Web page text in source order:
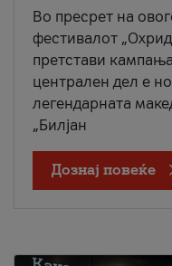
Во пресрет на
фестивалот
претстави
централен дел е
легендарната
„Билјан
Дознај повеќе